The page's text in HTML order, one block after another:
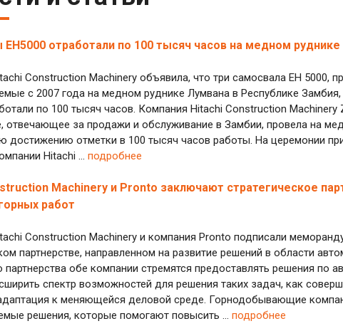
отработали по 100 тысяч часов на медном
Construction Machinery объявила, что три самосвала EH 5000,
с 2007 года на медном руднике Лумвана в Республике
по 100 тысяч часов. Компания Hitachi Construction
отвечающее за продажи и обслуживание в Замбии, провела на
достижению отметки в 100 тысяч часов работы. На церемонии
Hitachi ... подробнее
Machinery и Pronto заключают стратегическое
работ
Construction Machinery и компания Pronto подписали
партнерстве, направленном на развитие решений в области
партнерства обе компании стремятся предоставлять решения по
спектр возможностей для решения таких задач, как
к меняющейся деловой среде. Горнодобывающие
решения, которые помогают повысить ... подробнее